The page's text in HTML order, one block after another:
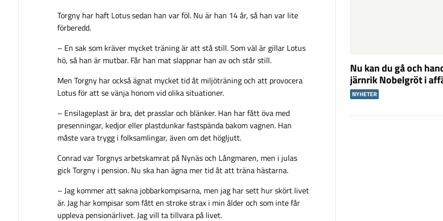
Torgny har haft Lotus sedan han var föl. Nu är han 14 år, så han var lite
förberedd.
– En sak som kräver mycket träning är att stå still. Som väl är gillar Lotus
hö, så han är mutbar. Får han mat slappnar han av och står still.
Men Torgny har också ägnat mycket tid åt miljöträning och att provocera
Lotus för att se vänja honom vid olika situationer.
– Ensilageplast är bra, det prasslar och blänker. Han har fått öva med
presenningar, kedjor eller plastdunkar fastspända bakom vagnen. Han
måste vara trygg i folksamlingar, även om det högljutt.
Conrad var Torgnys arbetskamrat på Nynäs och Långmaren, men i julas
gick Torgny i pension. Nu ska han ägna mer tid åt att träna hästarna.
– Jag kommer att sakna jobbarkompisarna, men jag har sett hur skört livet
är. Jag har kompisar som fått en stroke strax i min ålder och som inte får
uppleva pensionärlivet. Jag vill ta tillvara på livet.
Nu kan du gå och
järnrik Nobelgröt i
NYHETER